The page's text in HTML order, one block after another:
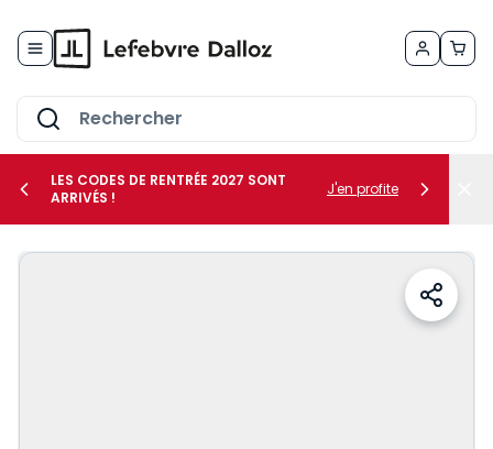
le sous-menu Vos métiers
LES CODES DE RENTRÉE 2027 SONT
ARRIVÉS !
J'en profite